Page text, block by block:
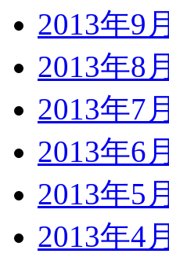
2013年9月
2013年8月
2013年7月
2013年6月
2013年5月
2013年4月